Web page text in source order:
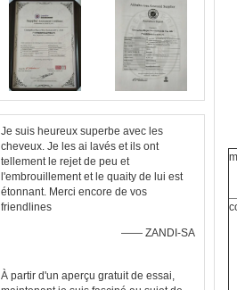
Je suis heureux superbe avec les
cheveux. Je les ai lavés et ils ont
tellement le rejet de peu et
l'embrouillement et le quaity de lui est
étonnant. Merci encore de vos
friendlines
—— ZANDI-SA
À partir d'un aperçu gratuit de essai,